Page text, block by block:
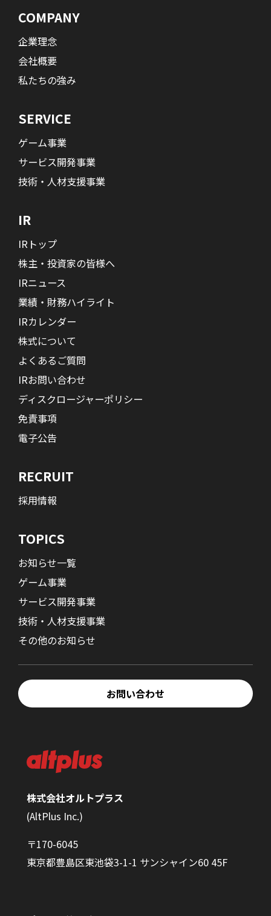
株式会社オルトプラス
(AltPlus Inc.)
〒170-6045
東京都豊島区東池袋3-1-1 サンシャイン60 45F
COMPANY
企業理念
会社概要
私たちの強み
SERVICE
ゲーム事業
サービス開発事業
技術・人材支援事業
IR
IRトップ
株主・投資家の皆様へ
IRニュース
業績・財務ハイライト
IRカレンダー
株式について
よくあるご質問
IRお問い合わせ
ディスクロージャーポリシー
免責事項
電子公告
RECRUIT
採用情報
TOPICS
お知らせ一覧
ゲーム事業
サービス開発事業
技術・人材支援事業
その他のお知らせ
お問い合わせ